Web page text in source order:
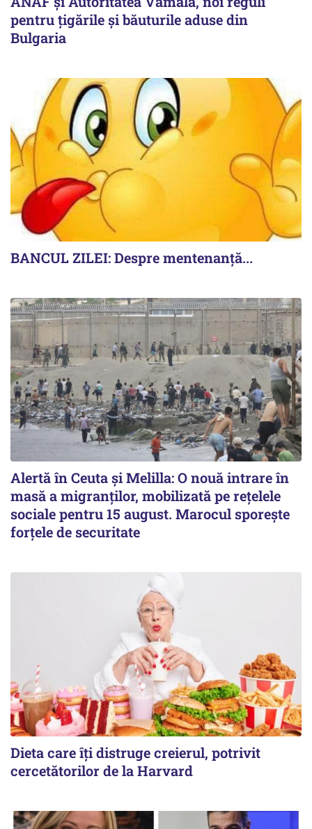
pentru țigările și băuturile aduse din
Bulgaria
BANCUL ZILEI: Despre mentenanță...
Alertă în Ceuta și Melilla: O nouă intrare în
masă a migranților, mobilizată pe rețelele
sociale pentru 15 august. Marocul sporește
forțele de securitate
Dieta care îți distruge creierul, potrivit
cercetătorilor de la Harvard